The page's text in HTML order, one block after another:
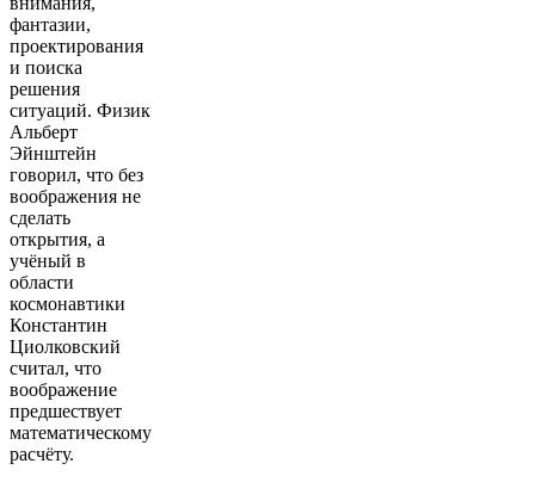
фантазии,
проектирования
и поиска
решения
ситуаций. Физик
Альберт
Эйнштейн
говорил, что без
воображения не
сделать
открытия, а
учёный в
области
космонавтики
Константин
Циолковский
считал, что
воображение
предшествует
математическому
расчёту.